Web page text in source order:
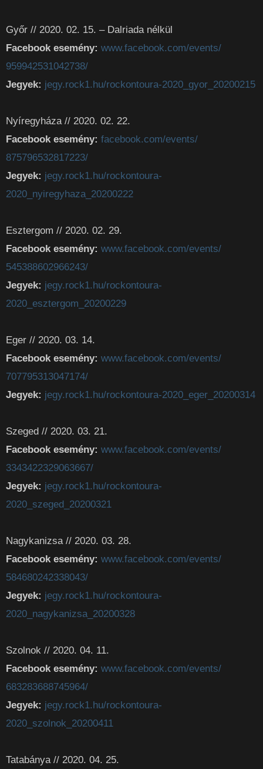
Győr // 2020. 02. 15. – Dalriada nélkül
Facebook esemény: www.facebook.com/events/
959942531042738/
Jegyek: jegy.rock1.hu/rockontoura-2020_gyor_20200215
Nyíregyháza // 2020. 02. 22.
Facebook esemény: facebook.com/events/
875796532817223/
Jegyek: jegy.rock1.hu/rockontoura-
2020_nyiregyhaza_20200222
Esztergom // 2020. 02. 29.
Facebook esemény: www.facebook.com/events/
545388602966243/
Jegyek: jegy.rock1.hu/rockontoura-
2020_esztergom_20200229
Eger // 2020. 03. 14.
Facebook esemény: www.facebook.com/events/
707795313047174/
Jegyek: jegy.rock1.hu/rockontoura-2020_eger_20200314
Szeged // 2020. 03. 21.
Facebook esemény: www.facebook.com/events/
3343422329063667/
Jegyek: jegy.rock1.hu/rockontoura-
2020_szeged_20200321
Nagykanizsa // 2020. 03. 28.
Facebook esemény: www.facebook.com/events/
584680242338043/
Jegyek: jegy.rock1.hu/rockontoura-
2020_nagykanizsa_20200328
Szolnok // 2020. 04. 11.
Facebook esemény: www.facebook.com/events/
683283688745964/
Jegyek: jegy.rock1.hu/rockontoura-
2020_szolnok_20200411
Tatabánya // 2020. 04. 25.